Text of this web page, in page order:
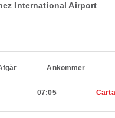
International Airport
Ankommer
07:05